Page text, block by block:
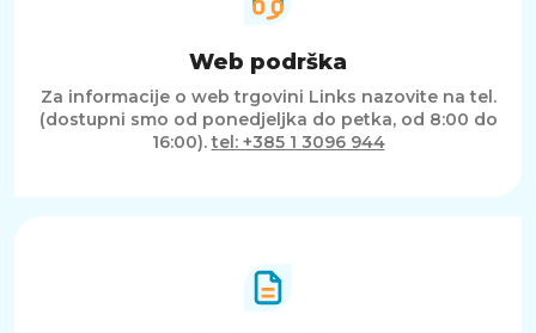
Web podrška
Za informacije o web trgovini Links nazovite na tel.
(dostupni smo od ponedjeljka do petka, od 8:00 do
16:00).tel: +385 1 3096 944